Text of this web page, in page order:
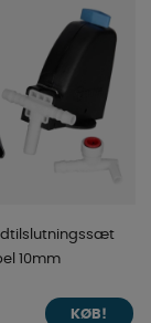
10mm
KØB!